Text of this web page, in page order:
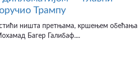
Трампу
ништа претњама, кршењем обећања
Багер Галибаф....